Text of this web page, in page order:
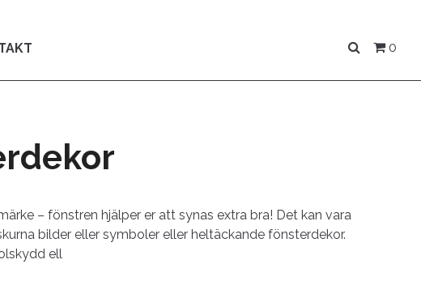
0
– fönstren hjälper er att synas extra bra! Det kan vara
bilder eller symboler eller heltäckande fönsterdekor.
ell